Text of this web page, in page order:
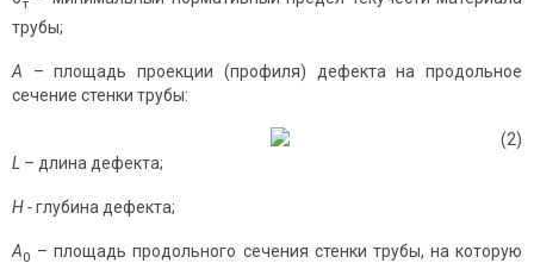
т
трубы;
A – площадь проекции (профиля) дефекта на продольное
сечение стенки трубы:
(2)
L – длина дефекта;
Н-глубина дефекта;
А0 – площадь продольного сечения стенки трубы, на которую